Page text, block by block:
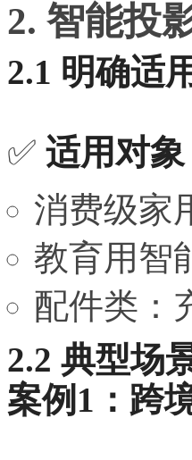
2. 智能投
2.1 明确适
✅ 适用对象
消费级家
教育用智
配件类：
2.2 典型场
案例1：跨